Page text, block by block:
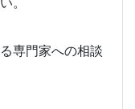
専門家への相談